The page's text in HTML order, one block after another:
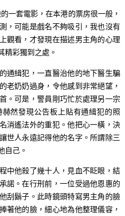
套電影，在本港的票房很一般，
，可能是戲名不夠吸引，我也沒有
觀看，才發現在描述男主角的心理
精彩獨到之處。
緝犯，一直醫治他的地下醫生騙
老奶奶過身，令他感到非常絕望，
。可是，警員剛巧忙於處理另一宗
然發現公告板上貼有通緝犯的照
消遙法外的重犯。他把心一橫，決
世人永遠記得他的名字。所謂除三
自己。
他殺了幾十人，見血不眨眼，結
諾。在行刑前，一位受過他恩惠的
刮鬍子。此時鏡頭特寫男主角的臉
著他的臉，細心地為他整理儀容，